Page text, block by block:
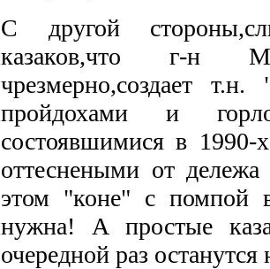
С другой
казаков,что г-н
чрезмерно,создает
пройдохами и
состоявшимися в
оттеснеными от
этом "коне" с помпой
нужна! А простые
очередной раз